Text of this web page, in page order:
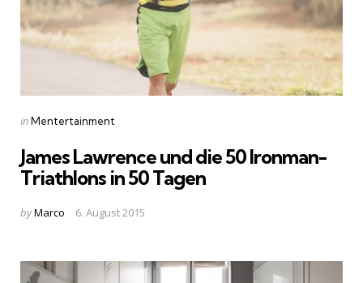
Categories
Posted
inMentertainment
James Lawrence und die 50 Ironman-
Triathlons in 50 Tagen
Posted
byMarco 6. August 2015